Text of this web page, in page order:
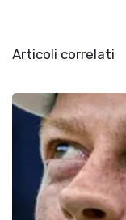
Articoli correlati